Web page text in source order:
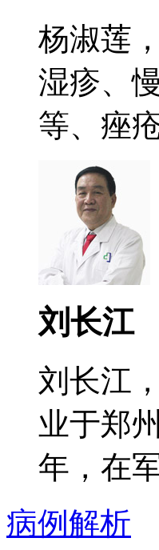
杨淑莲
湿疹、
等、痤
刘长江
刘长江
业于郑
年，在
病例解析